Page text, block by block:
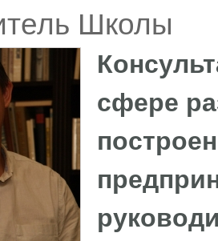
Школы
сфере